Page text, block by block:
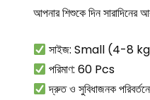
আপনার শিশুকে দিন সারাদিনের
সাইজ: Small (4-8
পরিমাণ: 60 Pcs
দ্রুত ও সুবিধাজনক